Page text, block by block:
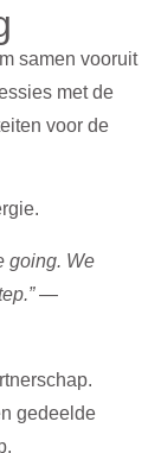
samen vooruit
met de
voor de
going. We
—
gedeelde